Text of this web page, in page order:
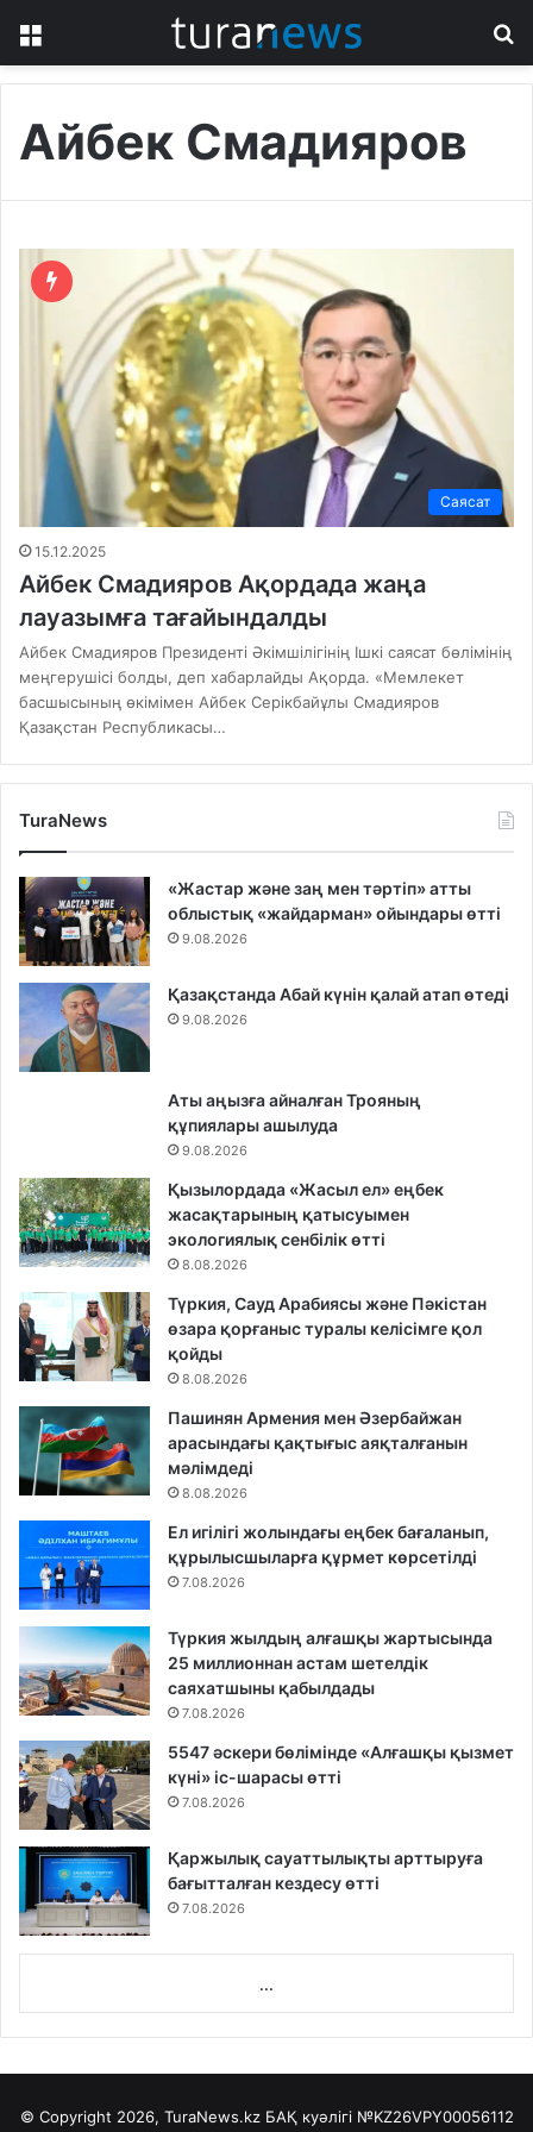
Айбек Смадияров
Саясат
15.12.2025
Айбек Смадияров Ақордада жаңа
лауазымға тағайындалды
Айбек Смадияров Президенті Әкімшілігінің Ішкі саясат бөлімінің
меңгерушісі болды, деп хабарлайды Ақорда. «Мемлекет
басшысының өкімімен Айбек Серікбайұлы Смадияров
Қазақстан Республикасы…
TuraNews
«Жастар және заң мен тәртіп» атты
облыстық «жайдарман» ойындары өтті
9.08.2026
Қазақстанда Абай күнін қалай атап өтеді
9.08.2026
Аты аңызға айналған Трояның
құпиялары ашылуда
9.08.2026
Қызылордада «Жасыл ел» еңбек
жасақтарының қатысуымен
экологиялық сенбілік өтті
8.08.2026
Түркия, Сауд Арабиясы және Пәкістан
өзара қорғаныс туралы келісімге қол
қойды
8.08.2026
Пашинян Армения мен Әзербайжан
арасындағы қақтығыс аяқталғанын
мәлімдеді
8.08.2026
Ел игілігі жолындағы еңбек бағаланып,
құрылысшыларға құрмет көрсетілді
7.08.2026
Түркия жылдың алғашқы жартысында
25 миллионнан астам шетелдік
саяхатшыны қабылдады
7.08.2026
5547 әскери бөлімінде «Алғашқы қызмет
күні» іс-шарасы өтті
7.08.2026
Қаржылық сауаттылықты арттыруға
бағытталған кездесу өтті
7.08.2026
...
© Copyright 2026, TuraNews.kz БАҚ куәлігі №KZ26VPY00056112